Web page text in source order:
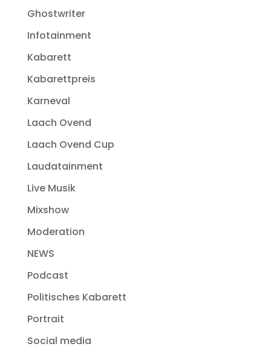
Ghostwriter
Infotainment
Kabarett
Kabarettpreis
Karneval
Laach Ovend
Laach Ovend Cup
Laudatainment
Live Musik
Mixshow
Moderation
NEWS
Podcast
Politisches Kabarett
Portrait
Social media